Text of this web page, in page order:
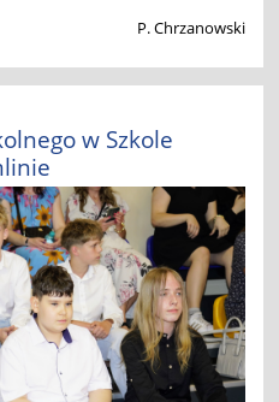
P. Chrzanowski
w Szkole